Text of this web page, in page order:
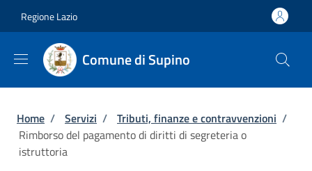
Regione Lazio
Comune di Supino
Briciole di pane
Home / Servizi / Tributi, finanze e contravvenzioni /
Rimborso del pagamento di diritti di segreteria o
istruttoria